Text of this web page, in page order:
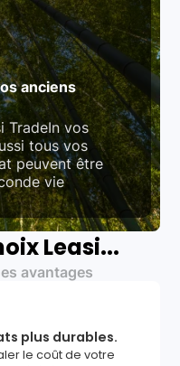
anciens
TradeIn vos
tous vos
peuvent être
vie
Leasi...
avantages
plus durables.
le coût de votre